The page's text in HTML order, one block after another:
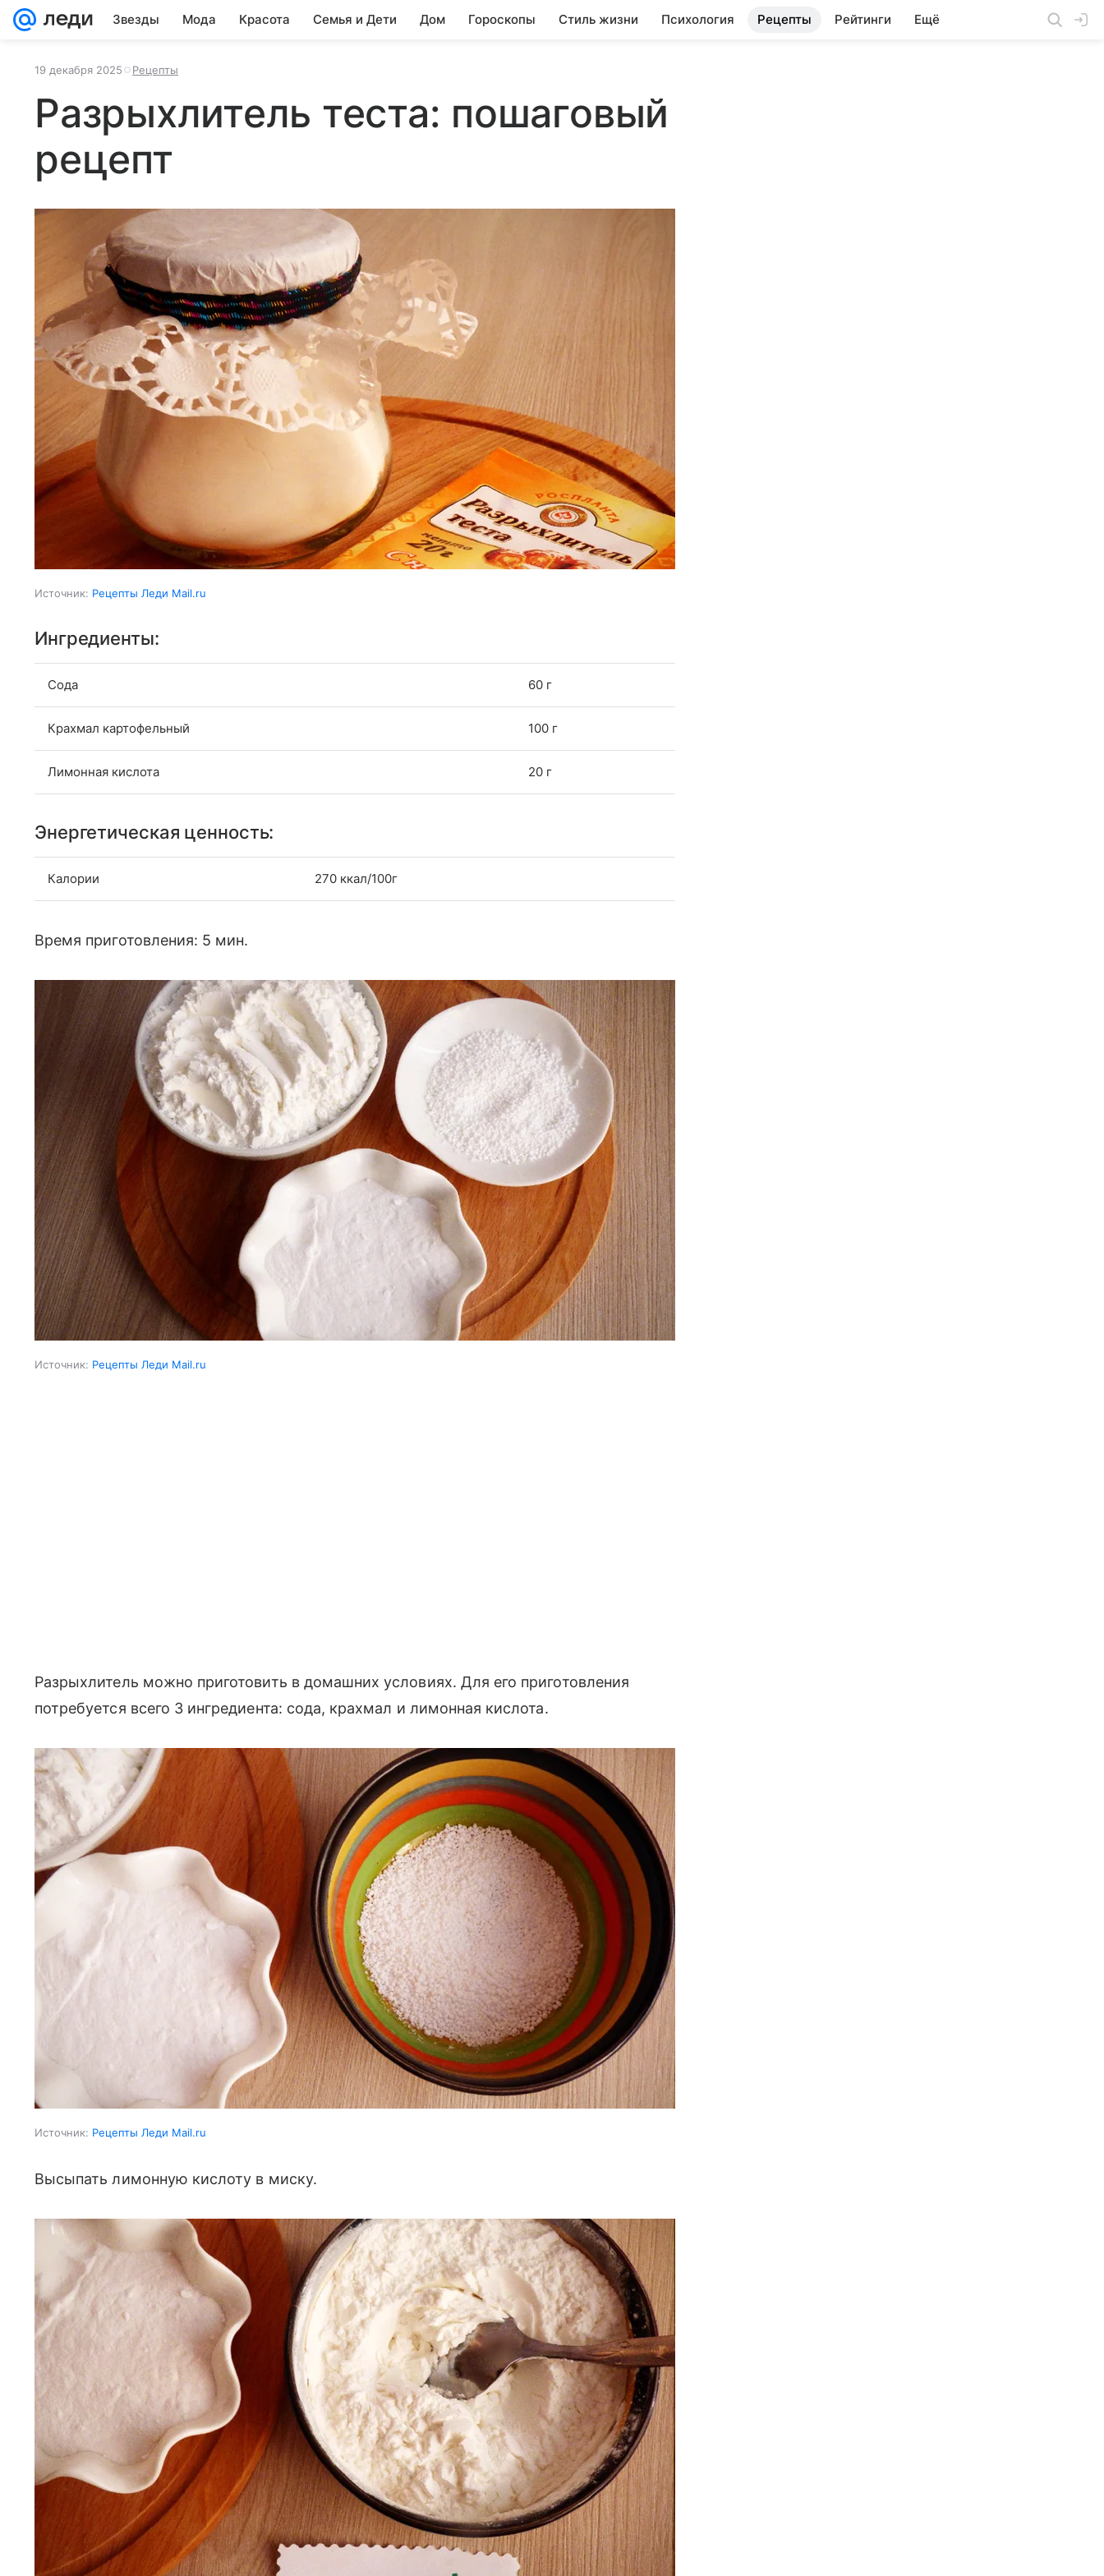
Звезды Мода Красота Семья и Дети Дом Гороскопы Стиль жизни Психология Рецепты Рейтинги Ещё
19 декабря 2025 Рецепты
Разрыхлитель теста: пошаговый
рецепт
Источник: Рецепты Леди Mail.ru
Ингредиенты:
Сода 60 г
Крахмал картофельный 100 г
Лимонная кислота 20 г
Энергетическая ценность:
Калории 270 ккал/100г
Время приготовления: 5 мин.
Источник: Рецепты Леди Mail.ru
Разрыхлитель можно приготовить в домашних условиях. Для его приготовления
потребуется всего 3 ингредиента: сода, крахмал и лимонная кислота.
Источник: Рецепты Леди Mail.ru
Высыпать лимонную кислоту в миску.